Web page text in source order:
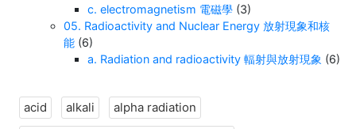
c. electromagnetism 電磁學 (3)
05. Radioactivity and Nuclear Energy 放射現象和核
能 (6)
a. Radiation and radioactivity 輻射與放射現象 (6)
acid alkali alpha radiation